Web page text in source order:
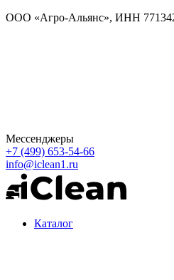
ООО «Агро-Альянс», ИНН
Мессенджеры
+7 (499) 653-54-66
info@iclean1.ru
Каталог